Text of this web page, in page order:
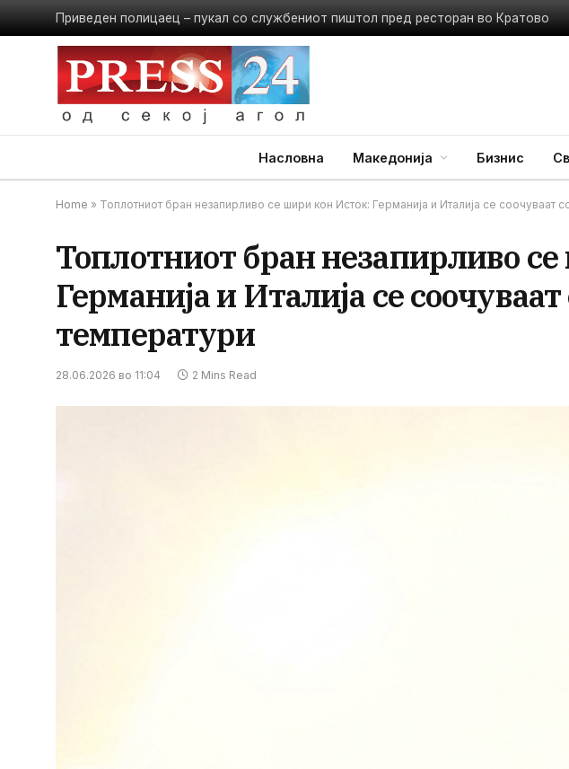
Приведен полицаец – пукал со службениот пиштол пред ресторан во Кратово
Насловна Македонија Бизнис
Home » Топлотниот бран незапирливо се шири кон Исток: Германија и Италија се соочуваат
Топлотниот бран незапирливо
Германија и Италија се
температури
28.06.2026 во 11:04 2 Mins Read